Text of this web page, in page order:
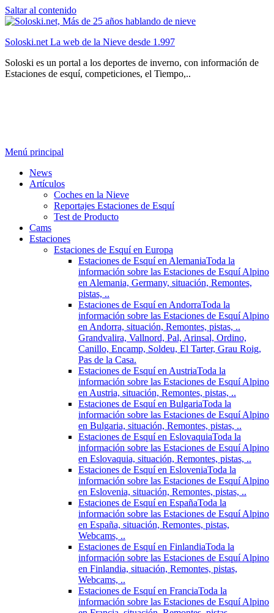
Saltar al contenido
Soloski.net La web de la Nieve desde 1.997
Soloski es un portal a los deportes de inverno, con información de
Estaciones de esquí, competiciones, el Tiempo,..
Menú principal
News
Artículos
Coches en la Nieve
Reportajes Estaciones de Esquí
Test de Producto
Cams
Estaciones
Estaciones de Esquí en Europa
Estaciones de Esquí en AlemaniaToda la
información sobre las Estaciones de Esquí Alpino
en Alemania, Germany, situación, Remontes,
pistas, ..
Estaciones de Esquí en AndorraToda la
información sobre las Estaciones de Esquí Alpino
en Andorra, situación, Remontes, pistas, ..
Grandvalira, Vallnord, Pal, Arinsal, Ordino,
Canillo, Encamp, Soldeu, El Tarter, Grau Roig,
Pas de la Casa.
Estaciones de Esquí en AustriaToda la
información sobre las Estaciones de Esquí Alpino
en Austria, situación, Remontes, pistas, ..
Estaciones de Esquí en BulgariaToda la
información sobre las Estaciones de Esquí Alpino
en Bulgaria, situación, Remontes, pistas, ..
Estaciones de Esquí en EslovaquiaToda la
información sobre las Estaciones de Esquí Alpino
en Eslovaquia, situación, Remontes, pistas, ..
Estaciones de Esquí en EsloveniaToda la
información sobre las Estaciones de Esquí Alpino
en Eslovenia, situación, Remontes, pistas, ..
Estaciones de Esquí en EspañaToda la
información sobre las Estaciones de Esquí Alpino
en España, situación, Remontes, pistas,
Webcams, ..
Estaciones de Esquí en FinlandiaToda la
información sobre las Estaciones de Esquí Alpino
en Finlandia, situación, Remontes, pistas,
Webcams, ..
Estaciones de Esquí en FranciaToda la
información sobre las Estaciones de Esquí Alpino